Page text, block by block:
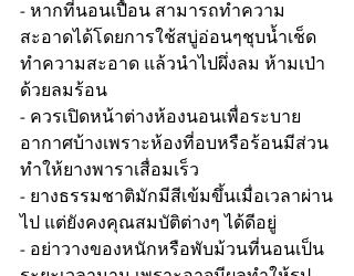
- หากที่นอนเปื้อน สามารถทำความ
สะอาดได้โดยการใช้สบู่อ่อนๆชุบน้ำเช็ด
ทำความสะอาด แล้วนำไปผึ่งลม ห้ามเป่า
ด้วยลมร้อน
- ควรเปิดหน้าต่างห้องนอนเพื่อระบาย
อากาศบ้างเพราะห้องที่อบหรือร้อนมีส่วน
ทำให้ยางพาราเสื่อมเร็ว
- ยางธรรมชาติมักมีสีเข้มขึ้นเมื่อเวลาผ่าน
ไป แต่ยังคงคุณสมบัติต่างๆ ได้ดีอยู่
- อย่าวางของหนักหรือพับม้วนที่นอนเป็น